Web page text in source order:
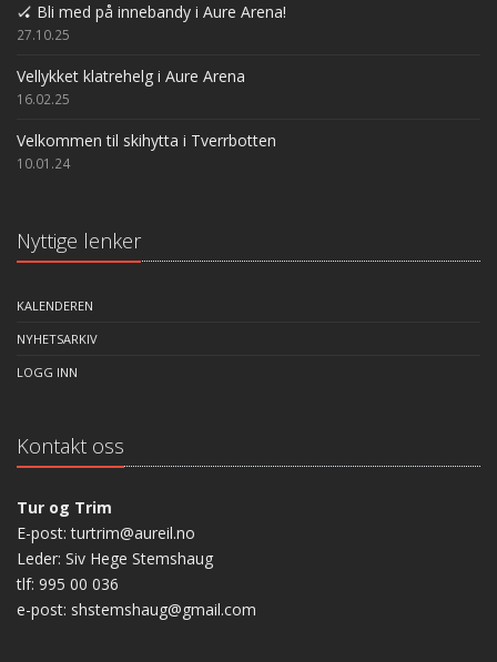
🏑 Bli med på innebandy i Aure Arena!
27.10.25
Vellykket klatrehelg i Aure Arena
16.02.25
Velkommen til skihytta i Tverrbotten
10.01.24
Nyttige lenker
KALENDEREN
NYHETSARKIV
LOGG INN
Kontakt oss
Tur og Trim
E-post: turtrim@aureil.no
Leder: Siv Hege Stemshaug
tlf: 995 00 036
e-post: shstemshaug@gmail.com